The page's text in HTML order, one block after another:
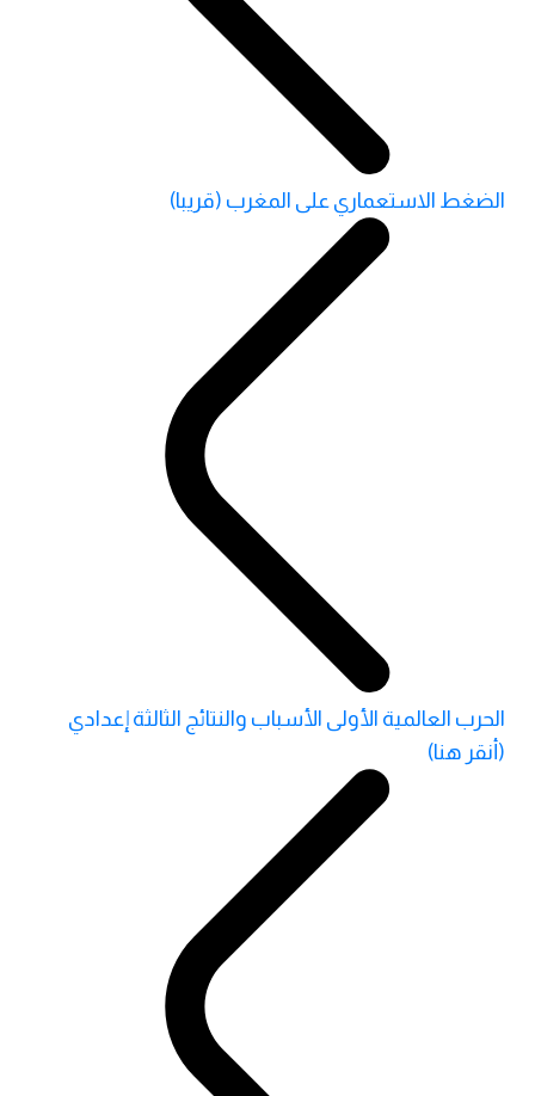
الضغط الاستعماري على المغرب (قريبا)
الحرب العالمية الأولى الأسباب والنتائج الثالثة إعدادي
(أنقر هنا)